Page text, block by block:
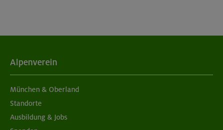
05./06.09.26
Alpenverein
München & Oberland
Standorte
Ausbildung & Jobs